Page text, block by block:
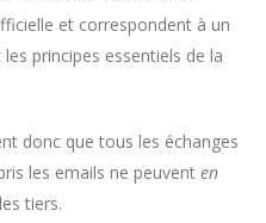
et correspondent à un
principes essentiels de la
donc que tous les échanges
les emails ne peuvent en
tiers.